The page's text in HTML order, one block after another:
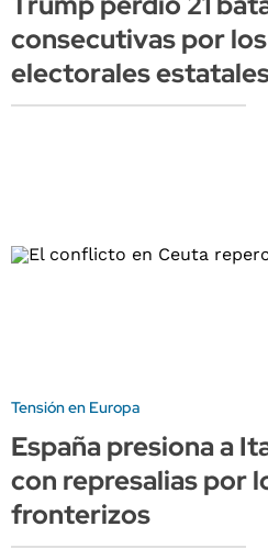
consecutivas por
electorales
Tensión en Europa
España presiona a
con represalias por
fronterizos